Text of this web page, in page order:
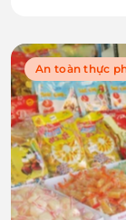
An toàn thực